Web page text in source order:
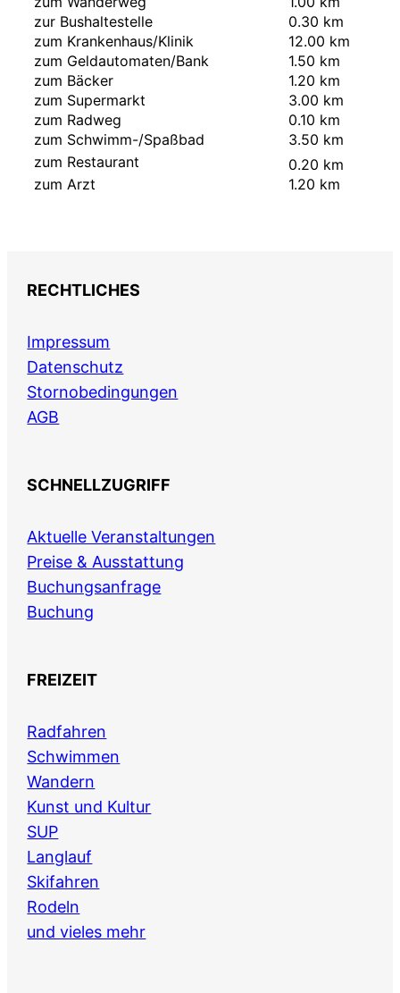
zur Bushaltestelle
0.30 km
zum Krankenhaus/Klinik
12.00 km
zum Geldautomaten/Bank
1.50 km
zum Bäcker
1.20 km
zum Supermarkt
3.00 km
zum Radweg
0.10 km
zum Schwimm-/Spaßbad
3.50 km
zum Restaurant
0.20 km
zum Arzt
1.20 km
RECHTLICHES
Impressum
Datenschutz
Stornobedingungen
AGB
SCHNELLZUGRIFF
Aktuelle Veranstaltungen
Preise & Ausstattung
Buchungsanfrage
Buchung
FREIZEIT
Radfahren
Schwimmen
Wandern
Kunst und Kultur
SUP
Langlauf
Skifahren
Rodeln
und vieles mehr